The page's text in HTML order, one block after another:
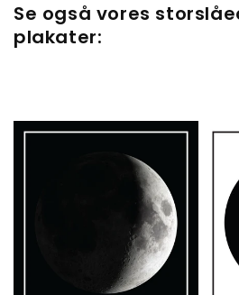
Se også vores
plakater: